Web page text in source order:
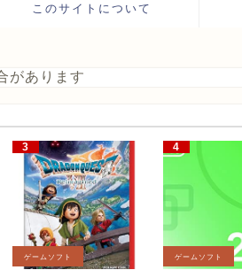
このサイトについて
があります
ゲームソフト ゲームソフト